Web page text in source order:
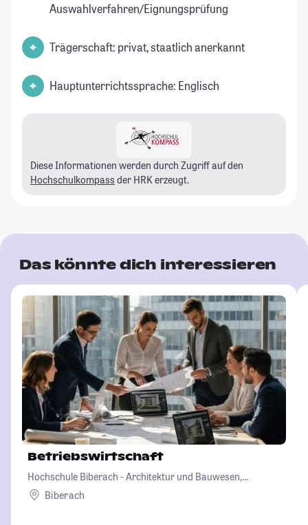
Auswahlverfahren/Eignungsprüfung
Trägerschaft: privat, staatlich anerkannt
Hauptunterrichtssprache: Englisch
Diese Informationen werden durch Zugriff auf den
Hochschulkompass der HRK erzeugt.
Das könnte dich interessieren
Betriebswirtschaft
Hochschule Biberach - Architektur und Bauwesen,
Betriebswirtschaft und Biotechnologie
Biberach